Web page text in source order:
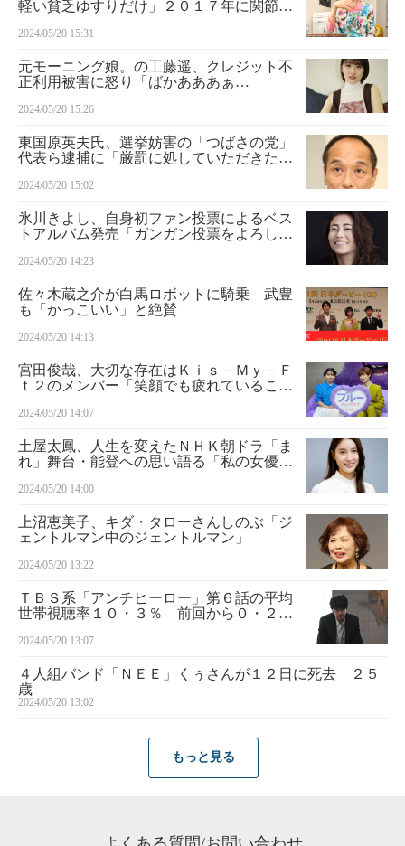
軽い貧乏ゆすりだけ」２０１７年に関節リ
2024/05/20 15:31
元モーニング娘。の工藤遥、クレジット不
正利用被害に怒り「ばかあああぁ
2024/05/20 15:26
東国原英夫氏、選挙妨害の「つばさの党」
代表ら逮捕に「厳罰に処していただきた
2024/05/20 15:02
氷川きよし、自身初ファン投票によるベス
トアルバム発売「ガンガン投票をよろしく
2024/05/20 14:23
佐々木蔵之介が白馬ロボットに騎乗 武豊
も「かっこいい」と絶賛
2024/05/20 14:13
宮田俊哉、大切な存在はＫｉｓ－Ｍｙ－Ｆ
ｔ２のメンバー「笑顔でも疲れていること
2024/05/20 14:07
土屋太鳳、人生を変えたＮＨＫ朝ドラ「ま
れ」舞台・能登への思い語る「私の女優と
2024/05/20 14:00
上沼恵美子、キダ・タローさんしのぶ「ジ
ェントルマン中のジェントルマン」
2024/05/20 13:22
ＴＢＳ系「アンチヒーロー」第６話の平均
世帯視聴率１０・３％ 前回から０・２ポ
2024/05/20 13:07
４人組バンド「ＮＥＥ」くぅさんが１２日に死去 ２５
歳
2024/05/20 13:02
もっと見る